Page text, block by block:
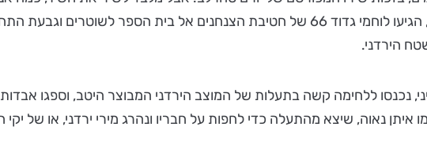
קרב מפורסם? בלילה הראשון של מלחמת ששת הימים, הגיעו לוחמי גדוד 66 של חטיבת
הירדני.
נכנסו ללחימה קשה בתעלות של המוצב הירדני המבוצר היטב, וספגו
נאוה, שיצא מהתעלה כדי לחפות על חבריו ונהרג מירי ירדני, או של